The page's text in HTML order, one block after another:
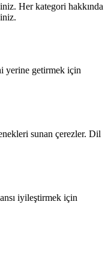
Her kategori hakkında
yerine getirmek için
sunan çerezler. Dil
iyileştirmek için